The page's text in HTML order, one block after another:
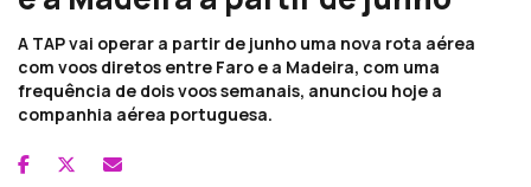
A TAP vai operar a partir de junho uma nova rota aérea
com voos diretos entre Faro e a Madeira, com uma
frequência de dois voos semanais, anunciou hoje a
companhia aérea portuguesa.